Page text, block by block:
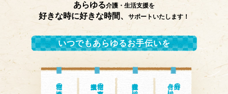
あらゆる介護・生活支援を
好きな時に好きな時間、 サポートいたします！
いつでもあらゆるお手伝いを
自宅の介護 自宅の家事・ 通院付き添い 外出の
付き添い